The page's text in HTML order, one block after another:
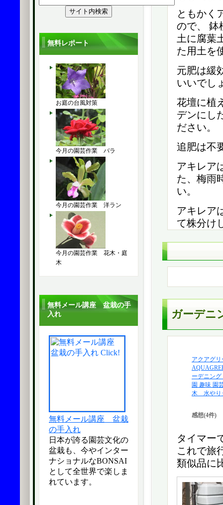
ともかく
ので、 鉢
土に腐葉
た用土を
元肥は緩
いいでし
花壇に植
デンにし
ださい。
追肥は不
アキレア
た、梅雨
い。
アキレア
て株分け
ガーデニ
アクアグ
ーデニン
園 趣味 園
木 水やり
感想(4件)
タイマー
これで旅
類似品に
無料レポート
お庭の台風対策
今月の園芸作業 バラ
今月の園芸作業 洋ラン
今月の園芸作業 花木・庭
木
無料メール講座 盆栽の手
入れ
無料メール講座 盆栽
の手入れ
日本が誇る園芸文化の
盆栽も、今やインター
ナショナルなBONSAI
として全世界で楽しま
れています。